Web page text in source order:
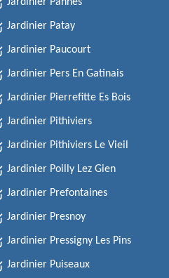
Jardinier Patay
Jardinier Paucourt
Jardinier Pers En Gatinais
Jardinier Pierrefitte Es Bois
Jardinier Pithiviers
Jardinier Pithiviers Le Vieil
Jardinier Poilly Lez Gien
Jardinier Prefontaines
Jardinier Presnoy
Jardinier Pressigny Les Pins
Jardinier Puiseaux